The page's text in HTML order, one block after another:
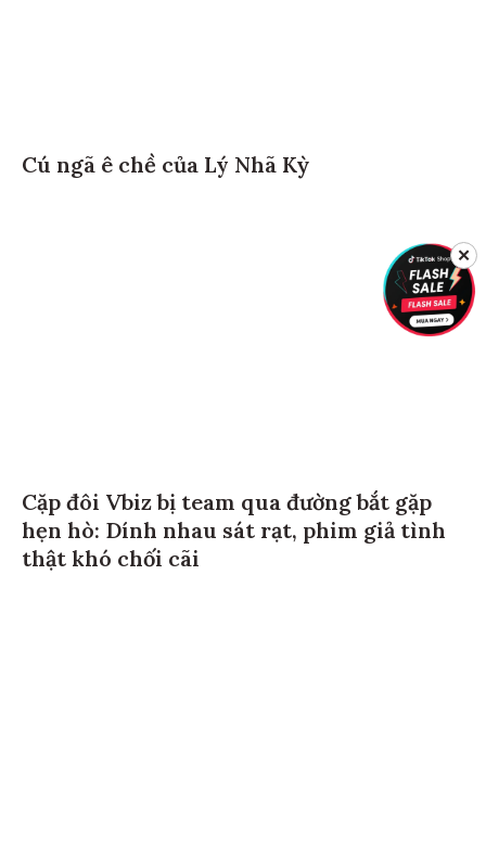
Cú ngã ê chề của Lý Nhã Kỳ
Cặp đôi Vbiz bị team qua đường bắt gặp
hẹn hò: Dính nhau sát rạt, phim giả tình
thật khó chối cãi
✕